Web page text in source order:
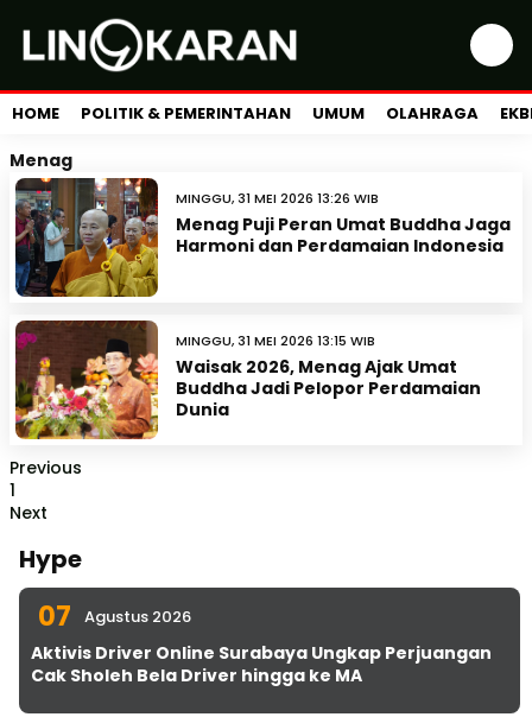
HOME POLITIK & PEMERINTAHAN UMUM OLAHRAGA
Menag
MINGGU, 31 MEI 2026 13:26 WIB
Menag Puji Peran Umat Buddha Jaga
Harmoni dan Perdamaian Indonesia
MINGGU, 31 MEI 2026 13:15 WIB
Waisak 2026, Menag Ajak Umat
Buddha Jadi Pelopor Perdamaian
Dunia
Previous
1
Next
Hype
07 Agustus 2026
Aktivis Driver Online Surabaya Ungkap Perjuangan
Cak Sholeh Bela Driver hingga ke MA